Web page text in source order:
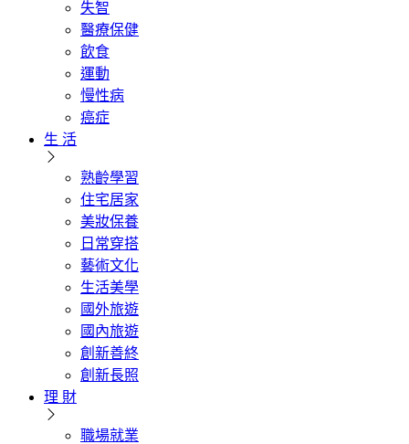
失智
醫療保健
飲食
運動
慢性病
癌症
生 活
熟齡學習
住宅居家
美妝保養
日常穿搭
藝術文化
生活美學
國外旅遊
國內旅遊
創新善終
創新長照
理 財
職場就業